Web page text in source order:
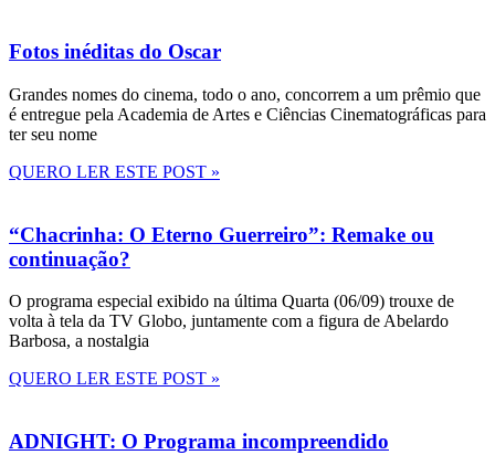
Fotos inéditas do Oscar
Grandes nomes do cinema, todo o ano, concorrem a um prêmio que
é entregue pela Academia de Artes e Ciências Cinematográficas para
ter seu nome
QUERO LER ESTE POST »
“Chacrinha: O Eterno Guerreiro”: Remake ou
continuação?
O programa especial exibido na última Quarta (06/09) trouxe de
volta à tela da TV Globo, juntamente com a figura de Abelardo
Barbosa, a nostalgia
QUERO LER ESTE POST »
ADNIGHT: O Programa incompreendido